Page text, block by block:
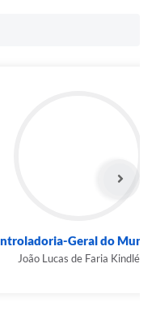
Município
Kindlé